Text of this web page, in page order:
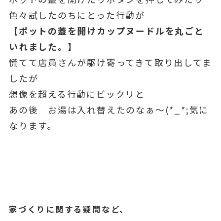
色々試したのちにとった行動が
【ポットの蓋を開けカップヌードルを丸ごと
いれました。】
慌てて店員さんが駆け寄ってきて取り出してま
したが
想像を超える行動にビックリと
あの後 お湯は入れ替えたのなぁ～(*_*;気に
なります。
家づくりに関する疑問など、